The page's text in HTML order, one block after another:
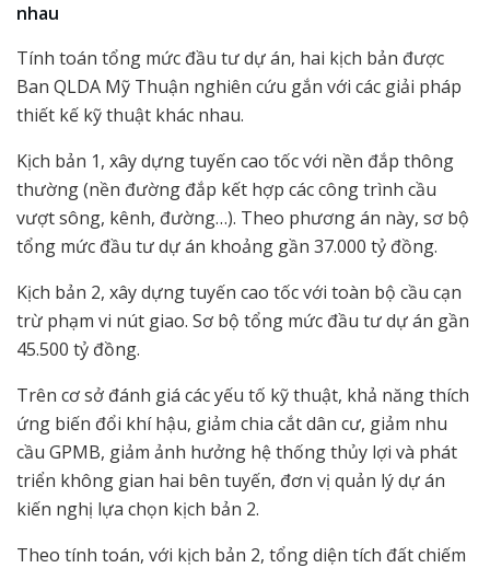
nhau
Tính toán tổng mức đầu tư dự án, hai kịch bản được
Ban QLDA Mỹ Thuận nghiên cứu gắn với các giải pháp
thiết kế kỹ thuật khác nhau.
Kịch bản 1, xây dựng tuyến cao tốc với nền đắp thông
thường (nền đường đắp kết hợp các công trình cầu
vượt sông, kênh, đường…). Theo phương án này, sơ bộ
tổng mức đầu tư dự án khoảng gần 37.000 tỷ đồng.
Kịch bản 2, xây dựng tuyến cao tốc với toàn bộ cầu cạn
trừ phạm vi nút giao. Sơ bộ tổng mức đầu tư dự án gần
45.500 tỷ đồng.
Trên cơ sở đánh giá các yếu tố kỹ thuật, khả năng thích
ứng biến đổi khí hậu, giảm chia cắt dân cư, giảm nhu
cầu GPMB, giảm ảnh hưởng hệ thống thủy lợi và phát
triển không gian hai bên tuyến, đơn vị quản lý dự án
kiến nghị lựa chọn kịch bản 2.
Theo tính toán, với kịch bản 2, tổng diện tích đất chiếm